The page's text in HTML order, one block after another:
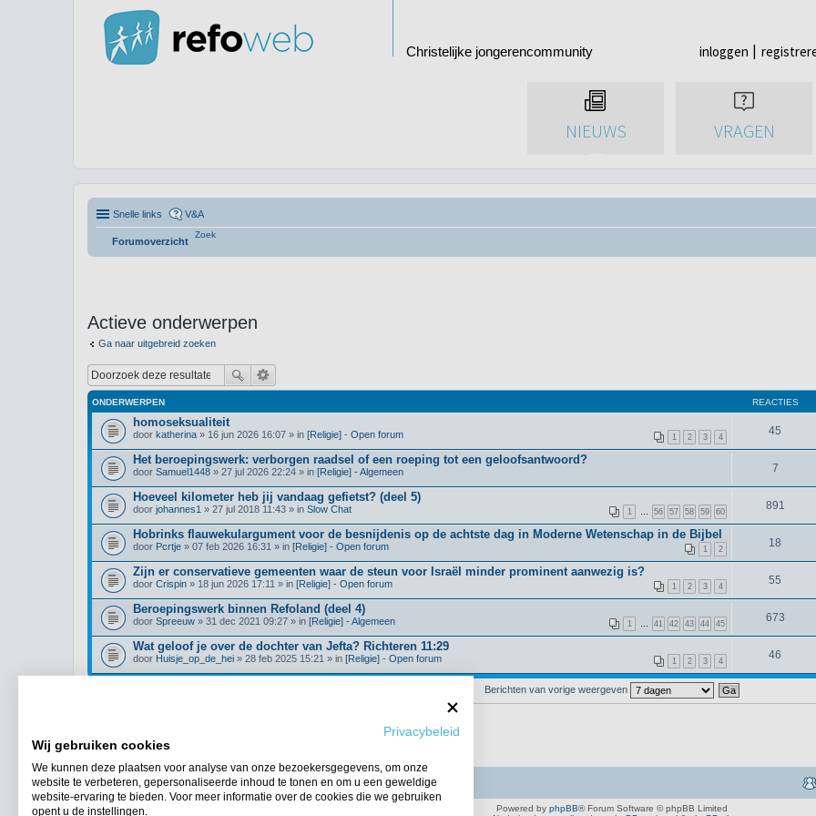
Privacybeleid
Wij gebruiken cookies
We kunnen deze plaatsen voor analyse van onze bezoekersgegevens, om onze
website te verbeteren, gepersonaliseerde inhoud te tonen en om u een geweldige
website-ervaring te bieden. Voor meer informatie over de cookies die we gebruiken
opent u de instellingen.
Christelijke jongerencommunity inloggen
NIEUWS VRAGEN
Snelle links V&A
Forumoverzicht
Zoek
Actieve onderwerpen
Ga naar uitgebreid zoeken
ONDERWERPEN REACTIES
homoseksualiteit
1 2 3 4
door katherina » 16 jun 2026 16:07 » in [Religie] - Open forum 45
Het beroepingswerk: verborgen raadsel of een roeping tot een geloofsantwoord?
door Samuel1448 » 27 jul 2026 22:24 » in [Religie] - Algemeen 7
Hoeveel kilometer heb jij vandaag gefietst? (deel 5)
1 … 56 57 58 59 60
door johannes1 » 27 jul 2018 11:43 » in Slow Chat 891
Hobrinks flauwekulargument voor de besnijdenis op de achtste dag in Moderne Wetenschap in de Bijbel
1 2
door Pcrtje » 07 feb 2026 16:31 » in [Religie] - Open forum 18
Zijn er conservatieve gemeenten waar de steun voor Israël minder prominent aanwezig is?
1 2 3 4
door Crispin » 18 jun 2026 17:11 » in [Religie] - Open forum 55
Beroepingswerk binnen Refoland (deel 4)
1 … 41 42 43 44 45
door Spreeuw » 31 dec 2021 09:27 » in [Religie] - Algemeen 673
Wat geloof je over de dochter van Jefta? Richteren 11:29
1 2 3 4
door Huisje_op_de_hei » 28 feb 2025 15:21 » in [Religie] - Open forum 46
Berichten van vorige weergeven
Forumoverzicht
Powered by phpBB® Forum Software © phpBB Limited